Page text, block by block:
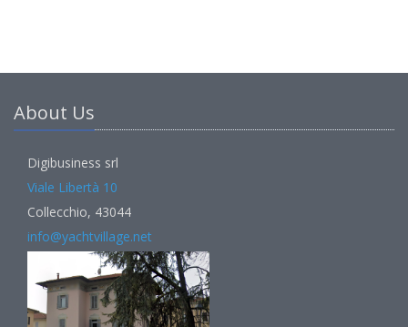
About Us
Digibusiness srl
Viale Libertà 10
Collecchio, 43044
info@yachtvillage.net